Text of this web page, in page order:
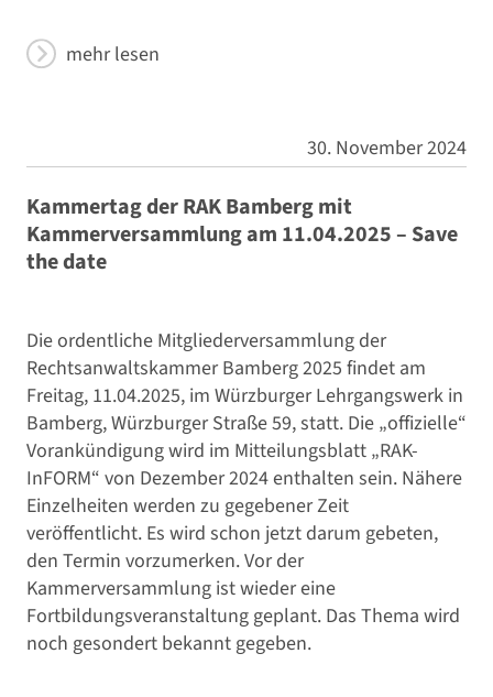
mehr lesen
30. November 2024
Kammertag der RAK Bamberg mit
Kammerversammlung am 11.04.2025 – Save
the date
Die ordentliche Mitgliederversammlung der
Rechtsanwaltskammer Bamberg 2025 findet am
Freitag, 11.04.2025, im Würzburger Lehrgangswerk in
Bamberg, Würzburger Straße 59, statt. Die „offizielle“
Vorankündigung wird im Mitteilungsblatt „RAK-
InFORM“ von Dezember 2024 enthalten sein. Nähere
Einzelheiten werden zu gegebener Zeit
veröffentlicht. Es wird schon jetzt darum gebeten,
den Termin vorzumerken. Vor der
Kammerversammlung ist wieder eine
Fortbildungsveranstaltung geplant. Das Thema wird
noch gesondert bekannt gegeben.